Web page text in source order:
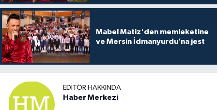
Mabel Matiz'den memleketine
ve Mersin İdmanyurdu’na jest
EDITÖR HAKKINDA
Haber Merkezi